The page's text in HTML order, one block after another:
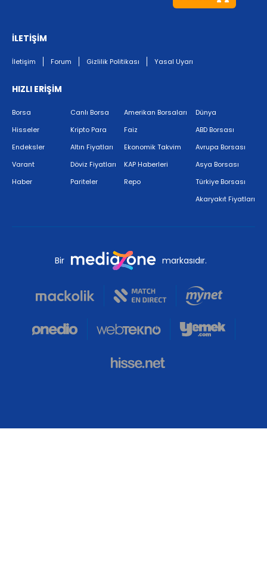
İLETİŞİM
İletişim Forum Gizlilik Politikası Yasal Uyarı
HIZLI ERİŞİM
Borsa
Hisseler
Endeksler
Varant
Haber
Canlı Borsa
Kripto Para
Altın Fiyatları
Döviz Fiyatları
Pariteler
Amerikan Borsaları
Faiz
Ekonomik Takvim
KAP Haberleri
Repo
Dünya
ABD Borsası
Avrupa Borsası
Asya Borsası
Türkiye Borsası
Akaryakıt Fiyatları
Bir markasıdır.